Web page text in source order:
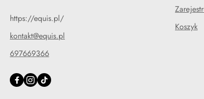
https://equis.pl/
kontakt@equis.pl
697669366
Koszyk